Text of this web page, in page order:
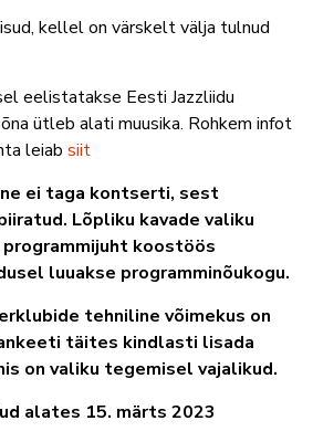
kellel on värskelt välja tulnud
eelistatakse Eesti Jazzliidu
ütleb alati muusika. Rohkem infot
leiab siit
ei taga kontserti, sest
Lõpliku kavade valiku
koostöös
luuakse programminõukogu.
tehniline võimekus on
täites kindlasti lisada
on valiku tegemisel vajalikud.
alates 15. märts 2023